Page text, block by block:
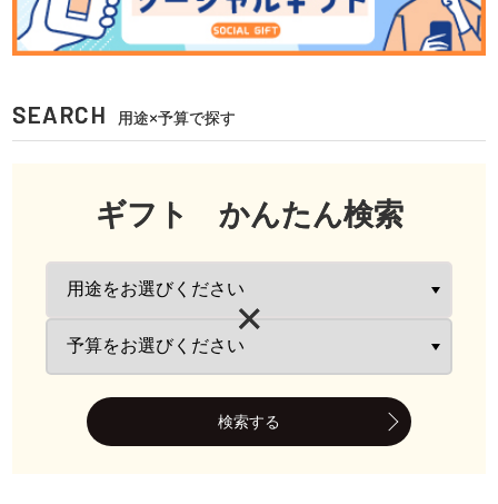
SEARCH 用途×予算で探す
ギフト かんたん検索
検索する